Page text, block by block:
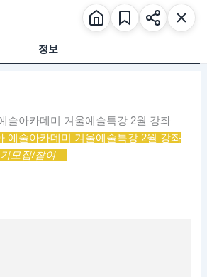
정보
술아카데미 겨울예술특강 2월 강좌
예술아카데미 겨울예술특강 2월 강좌
모집/참여